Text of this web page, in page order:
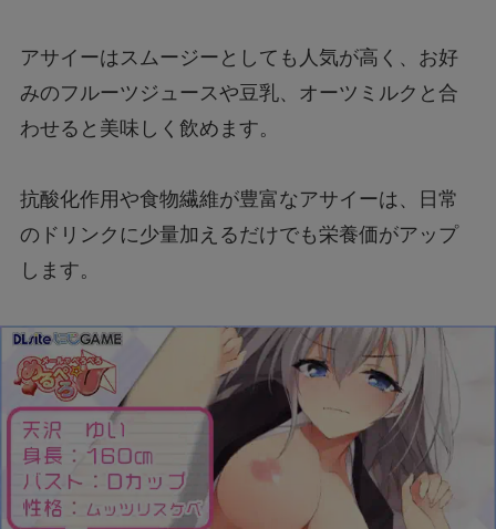
アサイーはスムージーとしても人気が高く、お好
みのフルーツジュースや豆乳、オーツミルクと合
わせると美味しく飲めます。
抗酸化作用や食物繊維が豊富なアサイーは、日常
のドリンクに少量加えるだけでも栄養価がアップ
します。
ヘルシー志向の方には、甘さ控えめで砂糖を加え
ないスムージーがおすすめです。